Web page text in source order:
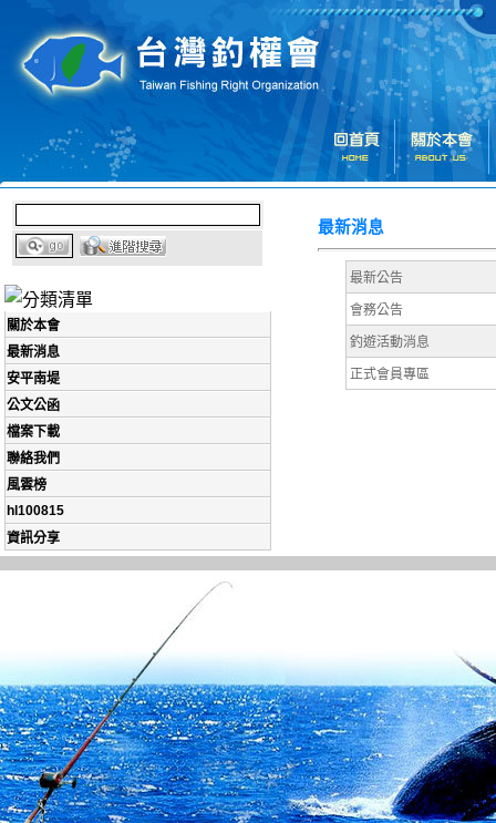
關於本會
最新消息
安平南堤
公文公函
檔案下載
聯絡我們
風雲榜
hl100815
資訊分享
最新消息
最新公告
會務公告
釣遊活動消息
正式會員專區